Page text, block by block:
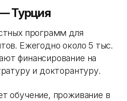
Турция
программ для
Ежегодно около 5 тыс.
финансирование на
и докторантуру.
обучение, проживание в